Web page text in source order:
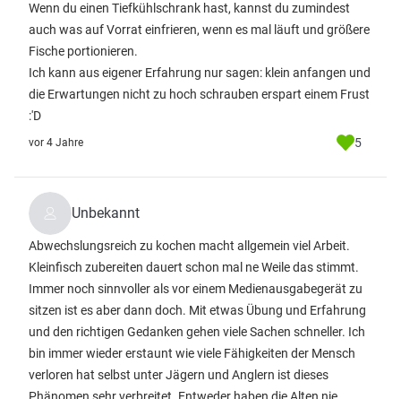
Wenn du einen Tiefkühlschrank hast, kannst du zumindest
auch was auf Vorrat einfrieren, wenn es mal läuft und größere
Fische portionieren.
Ich kann aus eigener Erfahrung nur sagen: klein anfangen und
die Erwartungen nicht zu hoch schrauben erspart einem Frust
:'D
vor 4 Jahre 5
Unbekannt
Abwechslungsreich zu kochen macht allgemein viel Arbeit.
Kleinfisch zubereiten dauert schon mal ne Weile das stimmt.
Immer noch sinnvoller als vor einem Medienausgabegerät zu
sitzen ist es aber dann doch. Mit etwas Übung und Erfahrung
und den richtigen Gedanken gehen viele Sachen schneller. Ich
bin immer wieder erstaunt wie viele Fähigkeiten der Mensch
verloren hat selbst unter Jägern und Anglern ist dieses